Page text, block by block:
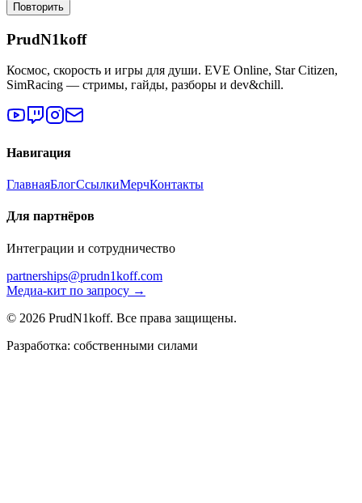
Повторить
PrudN1koff
Космос, скорость и игры для души. EVE Online, Star Citizen,
SimRacing — стримы, гайды, разборы и dev&chill.
Навигация
ГлавнаяБлогСсылкиМерчКонтакты
Для партнёров
Интеграции и сотрудничество
partnerships@prudn1koff.com
Медиа-кит по запросу →
© 2026 PrudN1koff. Все права защищены.
Разработка: собственными силами